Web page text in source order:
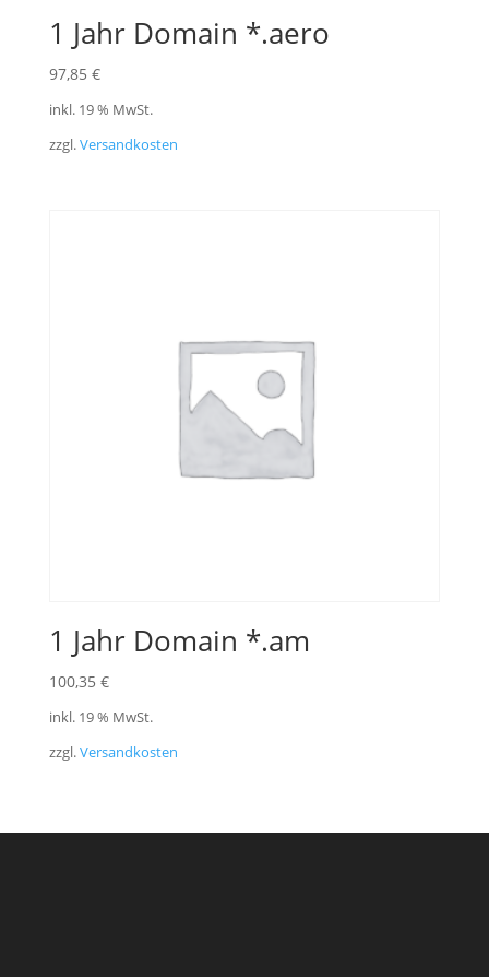
1 Jahr Domain *.aero
97,85 €
inkl. 19 % MwSt.
zzgl.Versandkosten
1 Jahr Domain *.am
100,35 €
inkl. 19 % MwSt.
zzgl.Versandkosten